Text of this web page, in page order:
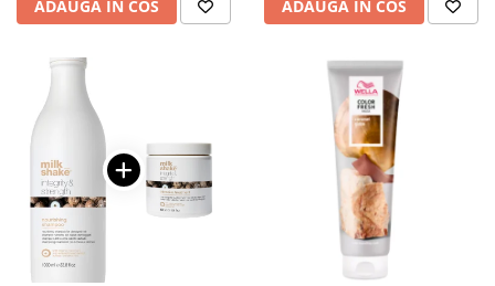
ADAUGA IN COS ADAUGA IN COS